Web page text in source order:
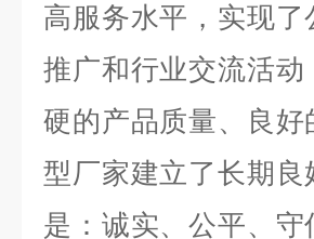
高服务水平，实现
推广和行业交流活
硬的产品质量、良
型厂家建立了长期
是：诚实、公平、